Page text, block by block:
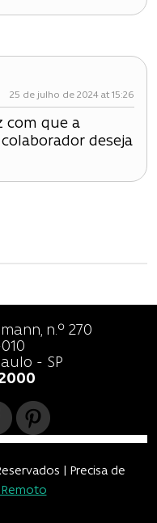
25 de julho de 2024 at 15:26
com que a
deseja
n.º 270
- SP
| Precisa de